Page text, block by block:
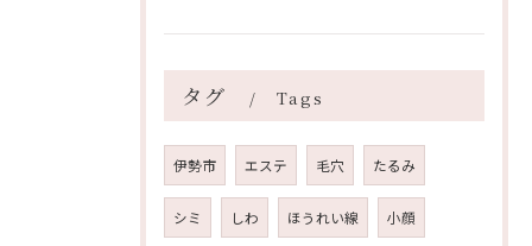
タグ Tags
伊勢市 エステ 毛穴 たるみ
シミ しわ ほうれい線 小顔